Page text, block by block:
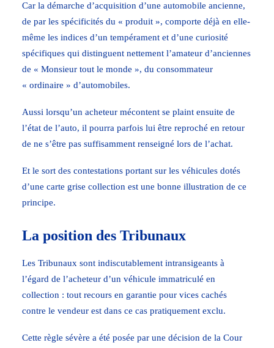
Car la démarche d’acquisition d’une automobile ancienne,
de par les spécificités du « produit », comporte déjà en elle-
même les indices d’un tempérament et d’une curiosité
spécifiques qui distinguent nettement l’amateur d’anciennes
de « Monsieur tout le monde », du consommateur
« ordinaire » d’automobiles.
Aussi lorsqu’un acheteur mécontent se plaint ensuite de
l’état de l’auto, il pourra parfois lui être reproché en retour
de ne s’être pas suffisamment renseigné lors de l’achat.
Et le sort des contestations portant sur les véhicules dotés
d’une carte grise collection est une bonne illustration de ce
principe.
La position des Tribunaux
Les Tribunaux sont indiscutablement intransigeants à
l’égard de l’acheteur d’un véhicule immatriculé en
collection : tout recours en garantie pour vices cachés
contre le vendeur est dans ce cas pratiquement exclu.
Cette règle sévère a été posée par une décision de la Cour